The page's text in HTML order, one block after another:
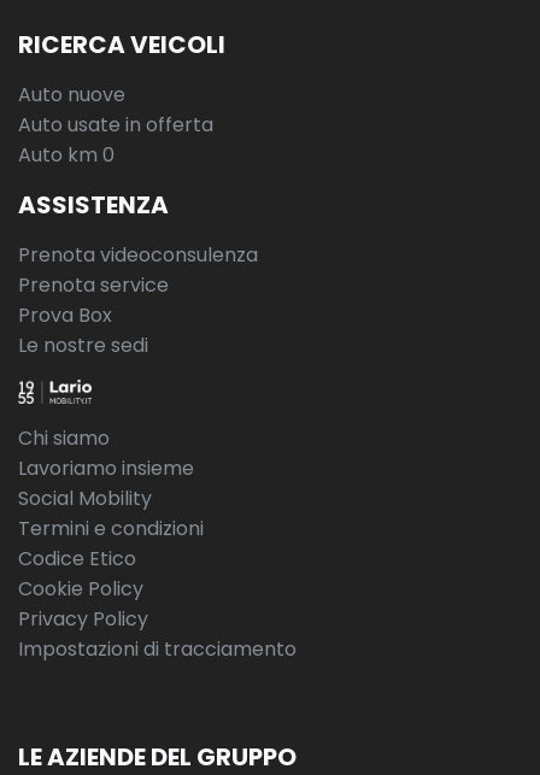
RICERCA VEICOLI
Auto nuove
Auto usate in offerta
Auto km 0
ASSISTENZA
Prenota videoconsulenza
Prenota service
Prova Box
Le nostre sedi
Chi siamo
Lavoriamo insieme
Social Mobility
Termini e condizioni
Codice Etico
Cookie Policy
Privacy Policy
Impostazioni di tracciamento
LE AZIENDE DEL GRUPPO